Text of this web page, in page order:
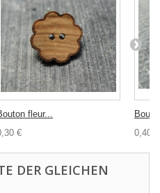
fleur...
€
0,40 €
DER GLEICHEN